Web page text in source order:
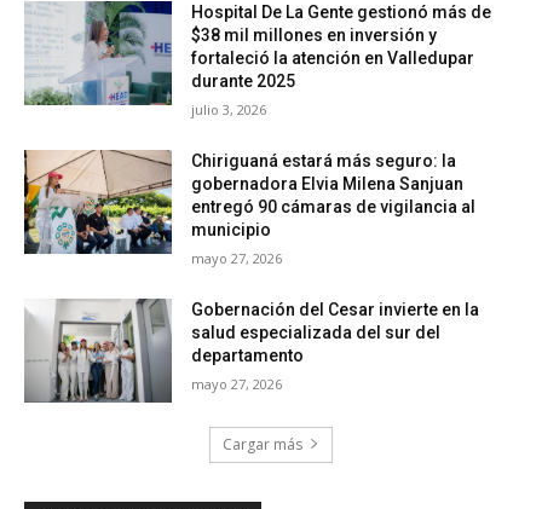
Hospital De La Gente gestionó más de
$38 mil millones en inversión y
fortaleció la atención en Valledupar
durante 2025
julio 3, 2026
Chiriguaná estará más seguro: la
gobernadora Elvia Milena Sanjuan
entregó 90 cámaras de vigilancia al
municipio
mayo 27, 2026
Gobernación del Cesar invierte en la
salud especializada del sur del
departamento
mayo 27, 2026
Cargar más